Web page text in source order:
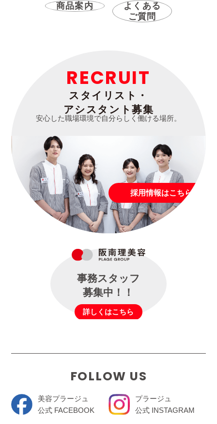
商品案内
よくある
ご質問
RECRUIT
スタイリスト・
アシスタント募集
安心した職場環境で自分らしく働ける場所。
採用情報はこちら
事務スタッフ
募集中！！
詳しくはこちら
FOLLOW US
美容プラージュ
公式 FACEBOOK
プラージュ
公式 INSTAGRAM